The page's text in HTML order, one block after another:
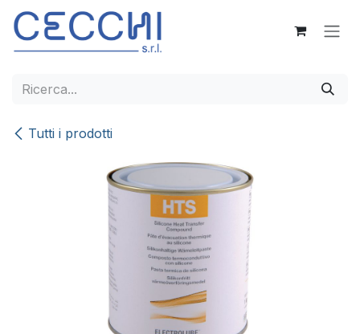
Passa al contenuto
Tutti i prodotti